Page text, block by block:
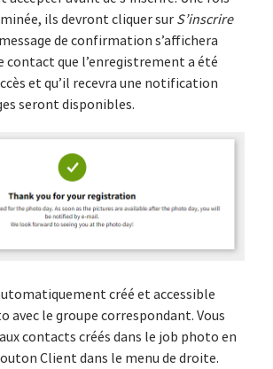
ils devront cliquer sur S’inscrire
de confirmation s’affichera
contact que l’enregistrement a été
et qu’il recevra une notification
seront disponibles.
créé et accessible
avec le groupe correspondant. Vous
contacts créés dans le job photo en
Client dans le menu de droite.